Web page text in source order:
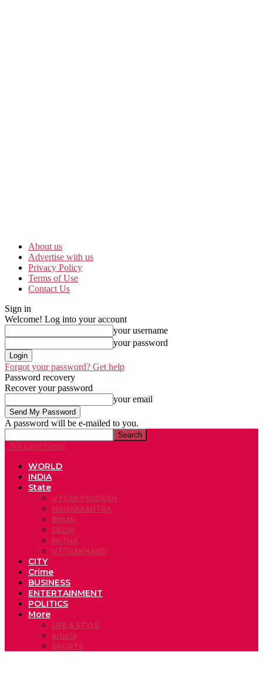
About us
Advertise with us
Privacy Policy
Terms of Use
Contact Us
Sign in
Welcome! Log into your account
your username
your password
Forgot your password? Get help
Password recovery
Recover your password
your email
A password will be e-mailed to you.
NS Live News
WORLD
INDIA
State
UTTAR PRADESH
MAHARASHTRA
BIHAR
DELHI
PATNA
UTTRAKHAND
CITY
Crime
BUSINESS
ENTERTAINMENT
POLITICS
More
LIFE & STYLE
Article
SPORTS